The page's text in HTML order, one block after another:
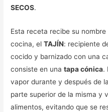
SECOS.
Esta receta recibe su
cocina, elTAJÍN: recipiente
cocido y barnizado con una
consiste en unatapa cónica.
vapor durante y después de
parte superior de la misma y
alimentos, evitando que se